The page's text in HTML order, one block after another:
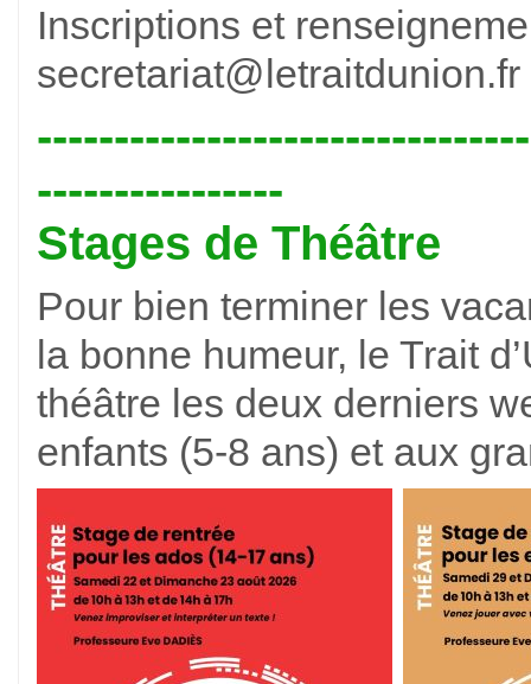
Inscriptions et
----------------
Stages de Théâtre
Pour bien terminer les
la bonne humeur, le Trait
théâtre les deux derniers
enfants (5-8 ans) et aux